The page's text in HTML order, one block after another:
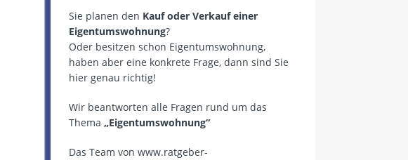
Sie planen den Kauf oder Verkauf einer
Eigentumswohnung?
Oder besitzen schon Eigentumswohnung,
haben aber eine konkrete Frage, dann sind Sie
hier genau richtig!
Wir beantworten alle Fragen rund um das
Thema „Eigentumswohnung“
Das Team von www.ratgeber-